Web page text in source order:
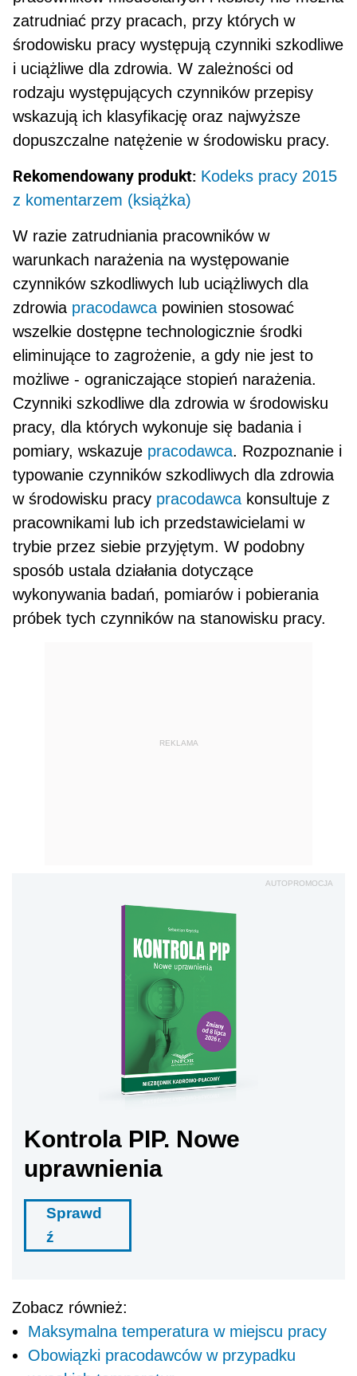
zatrudniać przy pracach, przy których w
środowisku pracy występują czynniki szkodliwe
i uciążliwe dla zdrowia. W zależności od
rodzaju występujących czynników przepisy
wskazują ich klasyfikację oraz najwyższe
dopuszczalne natęże­nie w środowisku pracy.
Rekomendowany produkt: Kodeks pracy 2015
z komentarzem (książka)
W razie zatrudniania pracowników w
warunkach narażenia na występowanie
czynników szkodliwych lub uciążliwych dla
zdrowia pracodawca powinien stosować
wszelkie dostępne technologicznie środ­ki
eliminujące to zagrożenie, a gdy nie jest to
moż­liwe - ograniczające stopień narażenia.
Czynniki szkodliwe dla zdrowia w środowisku
pracy, dla których wykonuje się badania i
pomiary, wskazuje pracodawca. Rozpoznanie i
typowanie czynników szkodliwych dla zdrowia
w środowisku pracy pracodawca konsultuje z
pracownikami lub ich przedstawicielami w
trybie przez siebie przyję­tym. W podobny
sposób ustala działania dotyczące
wykonywania badań, pomiarów i pobierania
próbek tych czynników na stanowisku pracy.
REKLAMA
AUTOPROMOCJA
Kontrola PIP. Nowe
uprawnienia
Sprawd
ź
Zobacz również:
Maksymalna temperatura w miejscu pracy
Obowiązki pracodawców w przypadku